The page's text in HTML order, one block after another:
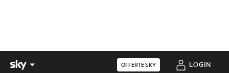
OFFERTE SKY LOGIN